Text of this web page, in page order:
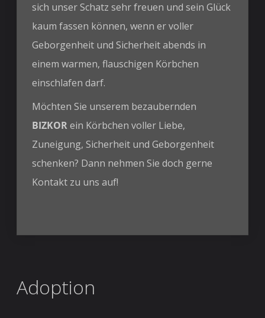
sich unser Schatz sehr freuen und sein Glück
kaum fassen können, wenn er voller
Geborgenheit und Sicherheit abends in
einem warmen, flauschigen Körbchen
einschlafen darf.
Möchten Sie unserem bezaubernden
BIZKORein Körbchen voller Liebe,
Zuneigung, Sicherheit und Geborgenheit
schenken? Dann nehmen Sie doch gerne
Kontakt zu uns auf!
Adoption